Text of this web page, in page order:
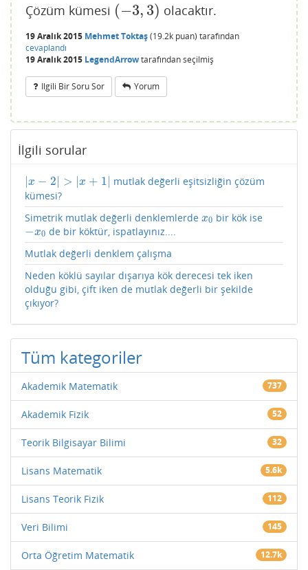
Çözüm kümesi (−3, 3)
(−3,3) olacaktır.
19 Aralık 2015 Mehmet Toktaş(19.2k puan) tarafından
cevaplandı
19 Aralık 2015 LegendArrowtarafındanseçilmiş
Ilgili Bir Soru Sor Yorum
İlgili sorular
x − 2 > |x + 1
|x −2 |> x+ |
mutlak değerli eşitsizliğin çözüm
kümesi?
Simetrik mutlak değerli denklemlerde x0
x0 bir kök ise
−x0
−x0
de bir köktür, ispatlayınız....
Mutlak değerli denklem çalışma
Neden köklü sayılar dışarıya kök derecesi tek iken
olduğu gibi, çift iken de mutlak değerli bir şekilde
çıkıyor?
Tüm kategoriler
Akademik Matematik 737
Akademik Fizik 52
Teorik Bilgisayar Bilimi 32
Lisans Matematik 5.6k
Lisans Teorik Fizik 112
Veri Bilimi 145
Orta Öğretim Matematik 12.7k